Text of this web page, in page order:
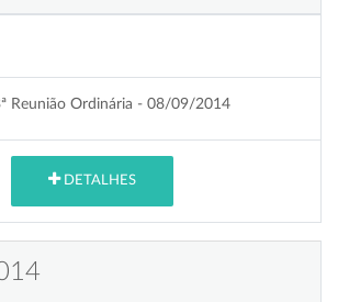
Reunião Ordinária - 08/09/2014
DETALHES